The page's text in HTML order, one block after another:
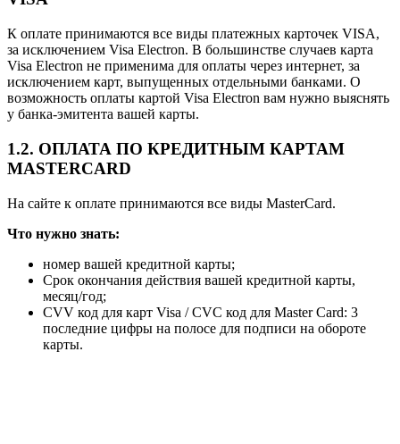
К оплате принимаются все виды платежных карточек VISA,
за исключением Visa Electron. В большинстве случаев карта
Visa Electron не применима для оплаты через интернет, за
исключением карт, выпущенных отдельными банками. О
возможность оплаты картой Visa Electron вам нужно выяснять
у банка-эмитента вашей карты.
1.2. ОПЛАТА ПО КРЕДИТНЫМ КАРТАМ
MASTERCARD
На сайте к оплате принимаются все виды MasterCard.
Что нужно знать:
номер вашей кредитной карты;
Срок окончания действия вашей кредитной карты,
месяц/год;
CVV код для карт Visa / CVC код для Master Card: 3
последние цифры на полосе для подписи на обороте
карты.